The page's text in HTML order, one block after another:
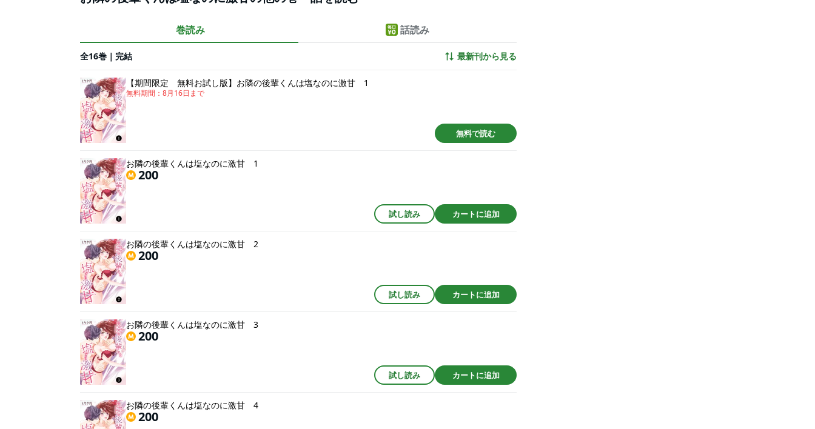
巻読み 話読み
全16巻｜完結 最新刊から見る
【期間限定 無料お試し版】お隣の後輩くんは塩なのに激甘 1
無料期間： 8月16日 まで
無料で読む
お隣の後輩くんは塩なのに激甘 1
200
試し読み カートに追加
お隣の後輩くんは塩なのに激甘 2
200
試し読み カートに追加
お隣の後輩くんは塩なのに激甘 3
200
試し読み カートに追加
お隣の後輩くんは塩なのに激甘 4
200